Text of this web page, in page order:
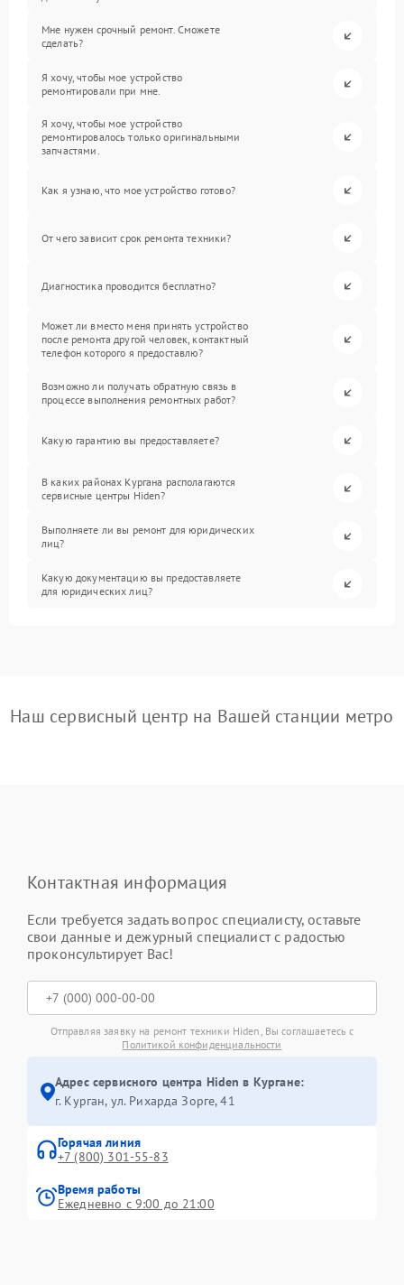
Мне нужен срочный ремонт. Сможете
сделать?
Я хочу, чтобы мое устройство
ремонтировали при мне.
Я хочу, чтобы мое устройство
ремонтировалось только оригинальными
запчастями.
Как я узнаю, что мое устройство готово?
От чего зависит срок ремонта техники?
Диагностика проводится бесплатно?
Может ли вместо меня принять устройство
после ремонта другой человек, контактный
телефон которого я предоставлю?
Возможно ли получать обратную связь в
процессе выполнения ремонтных работ?
Какую гарантию вы предоставляете?
В каких районах Кургана располагаются
сервисные центры Hiden?
Выполняете ли вы ремонт для юридических
лиц?
Какую документацию вы предоставляете
для юридических лиц?
Наш сервисный центр на Вашей станции метро
Контактная информация
Если требуется задать вопрос специалисту, оставьте
свои данные и дежурный специалист с радостью
проконсультирует Вас!
Отправляя заявку на ремонт техники Hiden, Вы соглашаетесь с
Политикой конфиденциальности
Адрес сервисного центра Hiden в Кургане:
г. Курган, ул. Рихарда Зорге, 41
Горячая линия
+7 (800) 301-55-83
Время работы
Ежедневно с 9:00 до 21:00